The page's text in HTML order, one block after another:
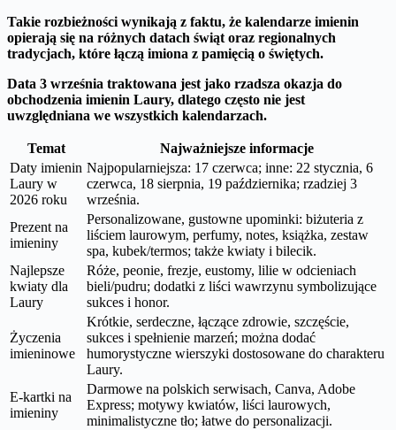
Takie rozbieżności wynikają z faktu, że kalendarze imienin
opierają się na różnych datach świąt oraz regionalnych
tradycjach, które łączą imiona z pamięcią o świętych.
Data 3 września traktowana jest jako rzadsza okazja do
obchodzenia imienin Laury, dlatego często nie jest
uwzględniana we wszystkich kalendarzach.
Temat
Najważniejsze informacje
Daty imienin
Laury w
2026 roku
Najpopularniejsza: 17 czerwca; inne: 22 stycznia, 6
czerwca, 18 sierpnia, 19 października; rzadziej 3
września.
Prezent na
imieniny
Personalizowane, gustowne upominki: biżuteria z
liściem laurowym, perfumy, notes, książka, zestaw
spa, kubek/termos; także kwiaty i bilecik.
Najlepsze
kwiaty dla
Laury
Róże, peonie, frezje, eustomy, lilie w odcieniach
bieli/pudru; dodatki z liści wawrzynu symbolizujące
sukces i honor.
Życzenia
imieninowe
Krótkie, serdeczne, łączące zdrowie, szczęście,
sukces i spełnienie marzeń; można dodać
humorystyczne wierszyki dostosowane do charakteru
Laury.
E-kartki na
imieniny
Darmowe na polskich serwisach, Canva, Adobe
Express; motywy kwiatów, liści laurowych,
minimalistyczne tło; łatwe do personalizacji.